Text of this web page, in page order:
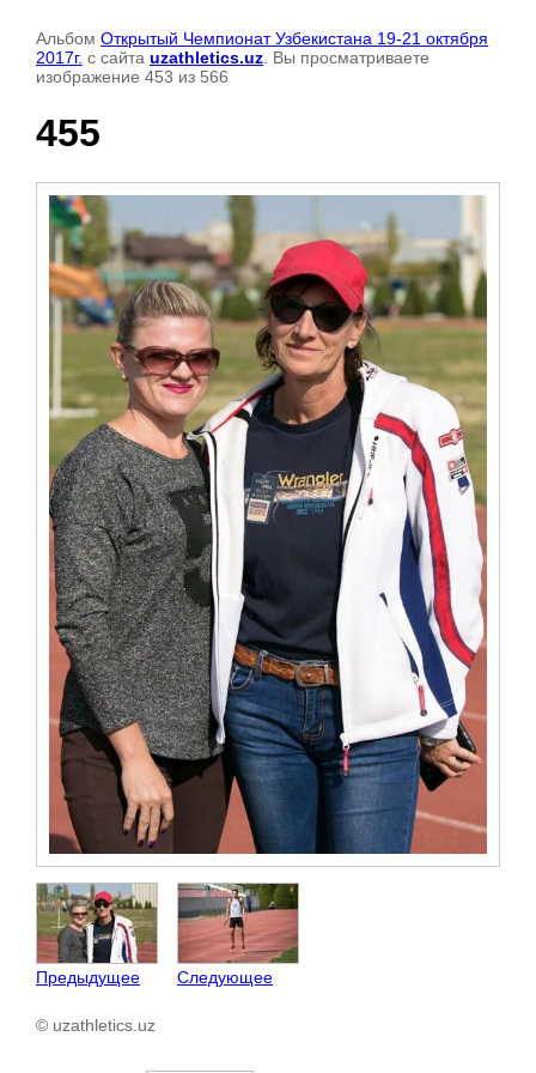
Альбом Открытый Чемпионат Узбекистана 19-21 октября
2017г. с сайта uzathletics.uz . Вы просматриваете
изображение 453 из 566
455
Предыдущее Следующее
© uzathletics.uz